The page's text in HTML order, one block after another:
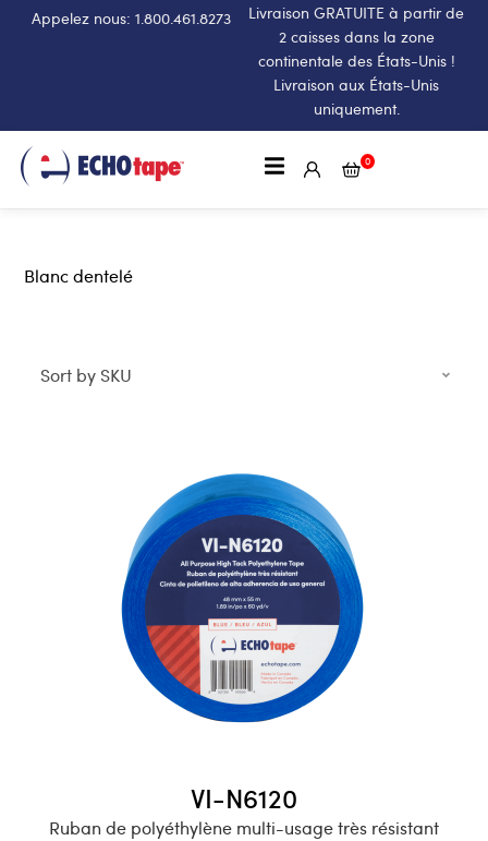
Appelez nous: 1.800.461.8273
Livraison GRATUITE à partir de
2 caisses dans la zone
continentale des États-Unis !
Livraison aux États-Unis
uniquement.
0
Blanc dentelé
Sort by SKU
VI-N6120
Ruban de polyéthylène multi-usage très résistant